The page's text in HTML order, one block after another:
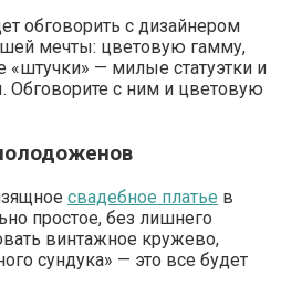
обговорить с дизайнером
мечты: цветовую гамму,
«штучки» — милые статуэтки и
Обговорите с ним и цветовую
свадебное платье в
простое, без лишнего
винтажное кружево,
сундука» — это все будет